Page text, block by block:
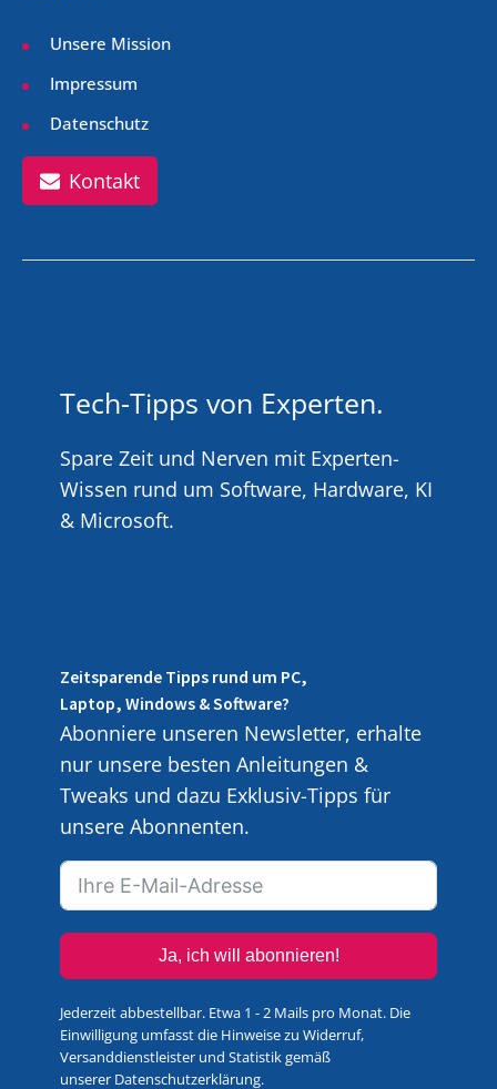
Unsere Mission
Impressum
Datenschutz
Kontakt
Tech-Tipps von Experten.
Spare Zeit und Nerven mit Experten-
Wissen rund um Software, Hardware, KI
& Microsoft.
Zeitsparende Tipps rund um PC,
Laptop, Windows & Software?
Abonniere unseren Newsletter, erhalte
nur unsere besten Anleitungen &
Tweaks und dazu Exklusiv-Tipps für
unsere Abonnenten.
Ja, ich will abonnieren!
Jederzeit abbestellbar. Etwa 1 - 2 Mails pro Monat. Die
Einwilligung umfasst die Hinweise zu Widerruf,
Versanddienstleister und Statistik gemäß
unserer Datenschutzerklärung.